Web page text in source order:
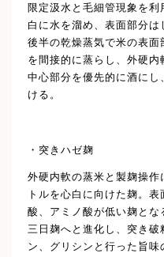
限定汲水と毛細管現象を
白に水を溜め、表面部分は
後半の乾燥蒸気で米の表
を間接的に蒸らし、外硬
中心部分を優先的に酒にし
ける。
・突きハゼ麹
外硬内軟の蒸米と製麹操作
トルを心白に向けた麹。表
酸、アミノ酸が低い麹と
三日麹へと進化し、突き
ン、グリシンと行った旨